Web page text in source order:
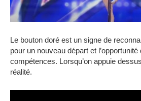
Le bouton doré est un signe de
pour un nouveau départ et
compétences. Lorsqu’on appuie
réalité.